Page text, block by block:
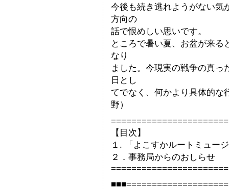
今後も続き逃れようがない気
方向の
話で恨めしい思いです。
ところで暑い夏、お盆が来る
なり
ました。今現実の戦争の真
日とし
てでなく、何かより具体的な
野）
【目次】
１. 「よこすかルートミュー
２．事務局からのおしらせ